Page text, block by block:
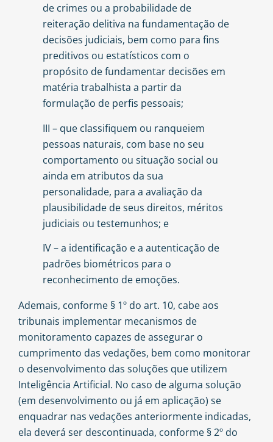
de crimes ou a probabilidade de
reiteração delitiva na fundamentação de
decisões judiciais, bem como para fins
preditivos ou estatísticos com o
propósito de fundamentar decisões em
matéria trabalhista a partir da
formulação de perfis pessoais;
III – que classifiquem ou ranqueiem
pessoas naturais, com base no seu
comportamento ou situação social ou
ainda em atributos da sua
personalidade, para a avaliação da
plausibilidade de seus direitos, méritos
judiciais ou testemunhos; e
IV – a identificação e a autenticação de
padrões biométricos para o
reconhecimento de emoções.
Ademais, conforme § 1º do art. 10, cabe aos
tribunais implementar mecanismos de
monitoramento capazes de assegurar o
cumprimento das vedações, bem como monitorar
o desenvolvimento das soluções que utilizem
Inteligência Artificial. No caso de alguma solução
(em desenvolvimento ou já em aplicação) se
enquadrar nas vedações anteriormente indicadas,
ela deverá ser descontinuada, conforme § 2º do